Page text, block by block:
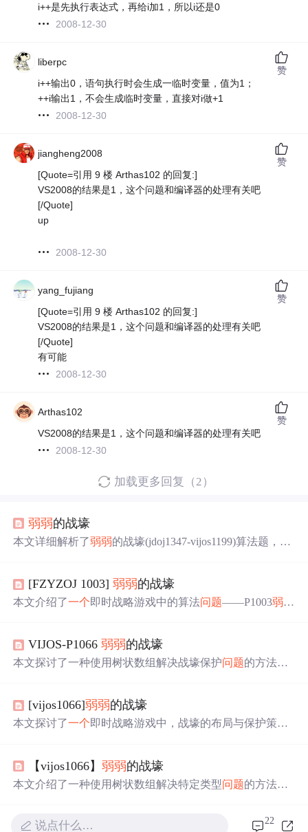
i++是先执行表达式，再给i加1，所以i还是0
2008-12-30
liberpc
i++输出0，语句执行时会生成一临时变量，值为1；
++i输出1，不会生成临时变量，直接对i做+1
2008-12-30
赞
jiangheng2008
[Quote=引用 9 楼 Arthas102 的回复:]
VS2008的结果是1，这个问题和编译器的处理有关吧
[/Quote]
up
2008-12-30
赞
yang_fujiang
[Quote=引用 9 楼 Arthas102 的回复:]
VS2008的结果是1，这个问题和编译器的处理有关吧
[/Quote]
有可能
2008-12-30
赞
Arthas102
VS2008的结果是1，这个问题和编译器的处理有关吧
2008-12-30
赞
加载更多回复（2）
弱弱的战壕
本文详细解析了弱弱的战壕(jdoj1347-vijos1199)算法题，介
误。[FZYZOJ 1003]弱弱的战壕
本文介绍了一个即时战略游戏中的算法问题——P1003弱弱
VIJOS-P1066弱弱的战壕
本文探讨了一种使用树状数组解决战壕保护问题的方法，
查询操作，并通过实例演示了整个解题过程。
[vijos1066]弱弱的战壕
本文探讨了一个即时战略游戏中，战壕的布局与保护策
压缩，高效解决了这一问题。
【vijos1066】弱弱的战壕
本文介绍了一种使用树状数组解决特定类型问题的方法，
说点什么… 22